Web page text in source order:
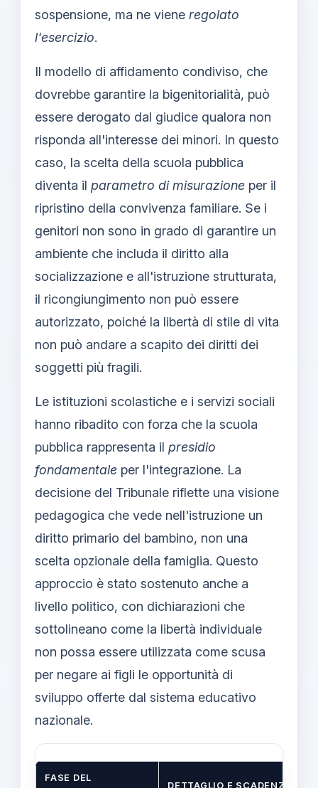
sospensione, ma ne viene regolato
l'esercizio.
Il modello di affidamento condiviso, che
dovrebbe garantire la bigenitorialità, può
essere derogato dal giudice qualora non
risponda all'interesse dei minori. In questo
caso, la scelta della scuola pubblica
diventa il parametro di misurazione per il
ripristino della convivenza familiare. Se i
genitori non sono in grado di garantire un
ambiente che includa il diritto alla
socializzazione e all'istruzione strutturata,
il ricongiungimento non può essere
autorizzato, poiché la libertà di stile di vita
non può andare a scapito dei diritti dei
soggetti più fragili.
Le istituzioni scolastiche e i servizi sociali
hanno ribadito con forza che la scuola
pubblica rappresenta il presidio
fondamentale per l'integrazione. La
decisione del Tribunale riflette una visione
pedagogica che vede nell'istruzione un
diritto primario del bambino, non una
scelta opzionale della famiglia. Questo
approccio è stato sostenuto anche a
livello politico, con dichiarazioni che
sottolineano come la libertà individuale
non possa essere utilizzata come scusa
per negare ai figli le opportunità di
sviluppo offerte dal sistema educativo
nazionale.
FASE DEL
DETTAGLIO E SCADENZA